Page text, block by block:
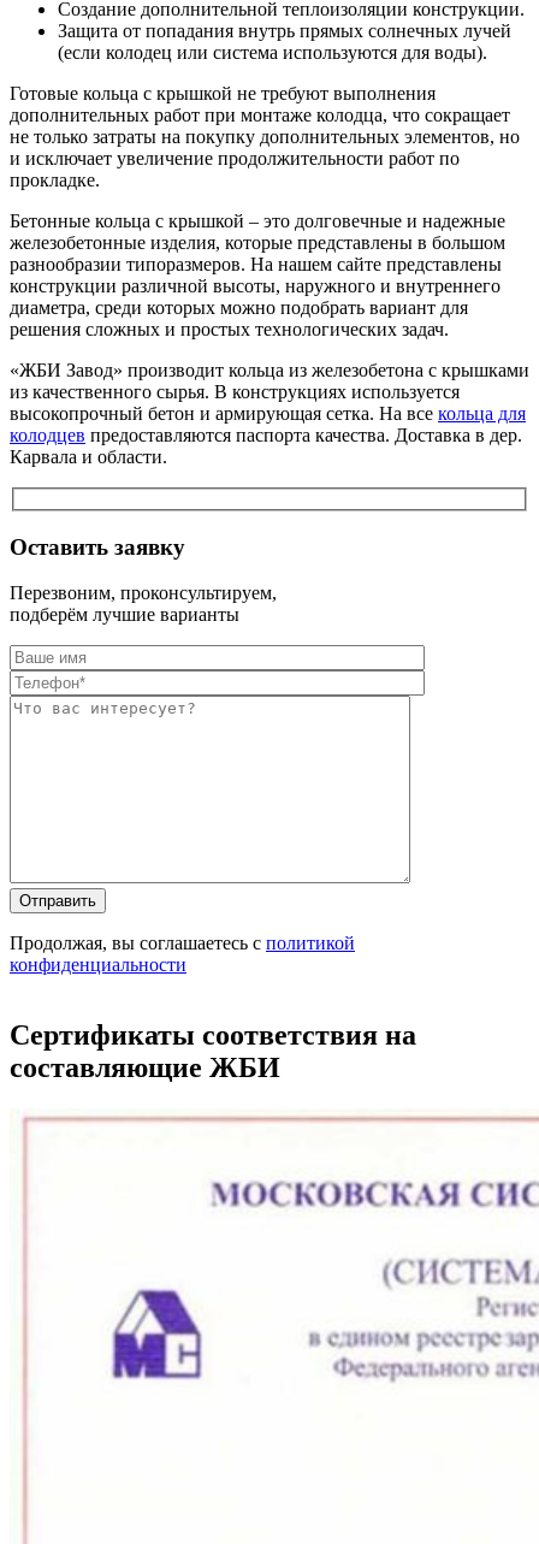
Создание дополнительной теплоизоляции конструкции.
Защита от попадания внутрь прямых солнечных лучей
(если колодец или система используются для воды).
Готовые кольца с крышкой не требуют выполнения
дополнительных работ при монтаже колодца, что сокращает
не только затраты на покупку дополнительных элементов, но
и исключает увеличение продолжительности работ по
прокладке.
Бетонные кольца с крышкой – это долговечные и надежные
железобетонные изделия, которые представлены в большом
разнообразии типоразмеров. На нашем сайте представлены
конструкции различной высоты, наружного и внутреннего
диаметра, среди которых можно подобрать вариант для
решения сложных и простых технологических задач.
«ЖБИ Завод» производит кольца из железобетона с крышками
из качественного сырья. В конструкциях используется
высокопрочный бетон и армирующая сетка. На все кольца для
колодцев предоставляются паспорта качества. Доставка в дер.
Карвала и области.
Оставить заявку
Перезвоним, проконсультируем,
подберём лучшие варианты
Продолжая, вы соглашаетесь с политикой
конфиденциальности
Сертификаты соответствия на
составляющие ЖБИ